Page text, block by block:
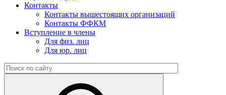
Контакты
Контакты вышестоящих организаций
Контакты ФФКМ
Вступление в члены
Для физ. лиц
Для юр. лиц